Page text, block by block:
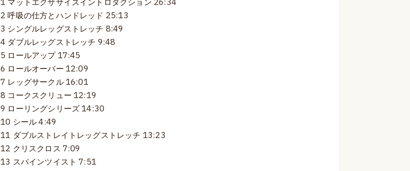
1 マットエクササイズイントロダクション 26:34
2 呼吸の仕方とハンドレッド 25:13
3 シングルレッグストレッチ 8:49
4 ダブルレッグストレッチ 9:48
5 ロールアップ 17:45
6 ロールオーバー 12:09
7 レッグサークル 16:01
8 コークスクリュー 12:19
9 ローリングシリーズ 14:30
10 シール 4:49
11 ダブルストレイトレッグストレッチ 13:23
12 クリスクロス 7:09
13 スパインツイスト 7:51